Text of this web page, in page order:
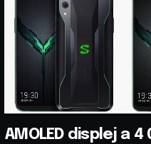
AMOLED displej a 4